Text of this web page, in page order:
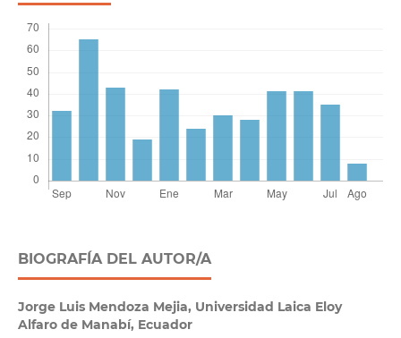
BIOGRAFÍA DEL AUTOR/A
Jorge Luis Mendoza Mejia, Universidad Laica Eloy
Alfaro de Manabí, Ecuador